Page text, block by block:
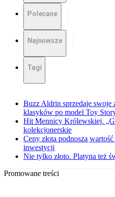
Polecane
Najnowsze
Tagi
Buzz Aldrin sprzedaje swoje
klasyków po model Toy
Hit Mennicy Królewskiej.
kolekcjonerskie
Ceny złota podnoszą
inwestycji
Nie tylko złoto. Platyna też
Promowane treści